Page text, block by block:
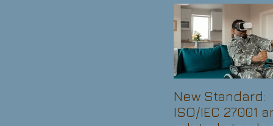
New Standard:
ISO/IEC 27001